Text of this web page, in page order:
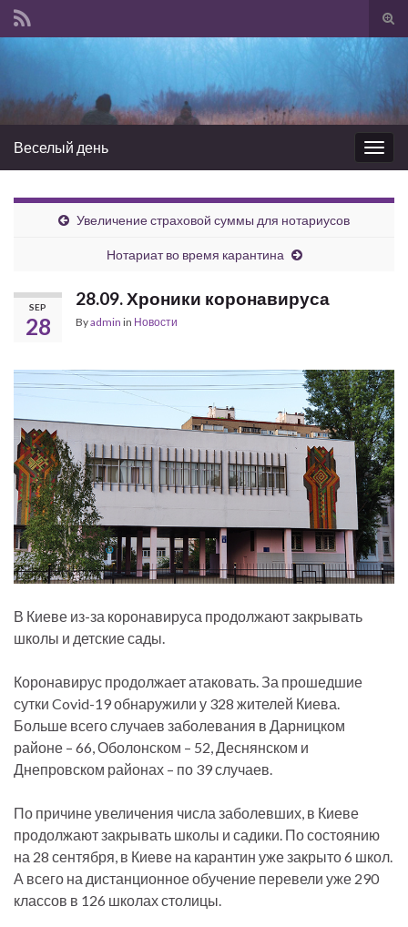
Веселый день
Увеличение страховой суммы для нотариусов
Нотариат во время карантина
SEP
28
28.09. Хроники коронавируса
Byadmin in Новости
В Киеве из-за коронавируса продолжают закрывать
школы и детские сады.
Коронавирус продолжает атаковать. За прошедшие
сутки Covid-19 обнаружили у 328 жителей Киева.
Больше всего случаев заболевания в Дарницком
районе – 66, Оболонском – 52, Деснянском и
Днепровском районах – по 39 случаев.
По причине увеличения числа заболевших, в Киеве
продолжают закрывать школы и садики. По состоянию
на 28 сентября, в Киеве на карантин уже закрыто 6 школ.
А всего на дистанционное обучение перевели уже 290
классов в 126 школах столицы.